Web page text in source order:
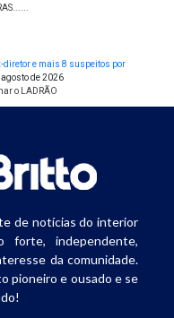
diretor e mais 8 suspeitos por
agosto de 2026
o LADRÃO
de notícias do interior
forte, independente,
da comunidade.
pioneiro e ousado e se